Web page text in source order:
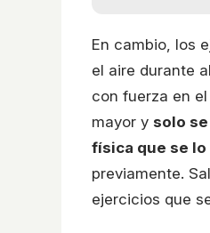
En cambio, los
el aire durante
con fuerza en
mayor y solo
física que se
previamente.
ejercicios que